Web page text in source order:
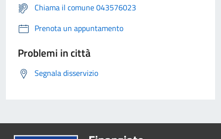
Chiama il comune 043576023
Prenota un appuntamento
Problemi in città
Segnala disservizio